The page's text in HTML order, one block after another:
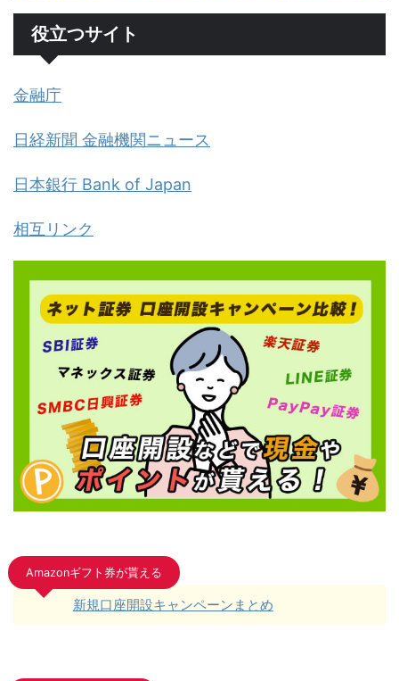
役立つサイト
金融庁
日経新聞 金融機関ニュース
日本銀行 Bank of Japan
相互リンク
Amazonギフト券が貰える
新規口座開設キャンペーンまとめ